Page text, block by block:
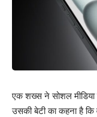
एक शख्स ने सोशल मीडिया
उसकी बेटी का कहना है